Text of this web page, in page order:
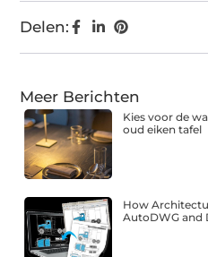
Delen:
Meer Berichten
Kies voor de
oud eiken tafel
How
AutoDWG